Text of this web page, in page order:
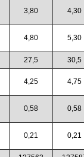
3,80 4,30
4,80 5,30
27,5
30,5
4,25 4,75
0,58 0,58
0,21 0,21